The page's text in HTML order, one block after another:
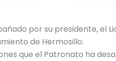
por su presidente, el
de Hermosillo.
que el Patronato ha